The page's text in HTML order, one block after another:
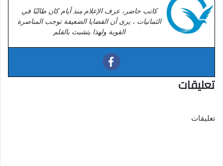
كاتب حاضر، عرف الإعلام منذ أيام كان طالبًا في
الثمانيات ، يرى أن القضايا الضعيفة توجب المناصرة
القوية ولهذا يتشبث بالقلم
تعليقات
تعليقات